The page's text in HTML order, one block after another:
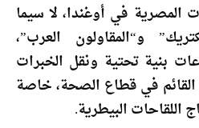
المصرية في أوغندا، لا سيما
و“المقاولون العرب”،
بنية تحتية ونقل الخبرات
القائم في قطاع الصحة، خاصة
اللقاحات البيطرية.